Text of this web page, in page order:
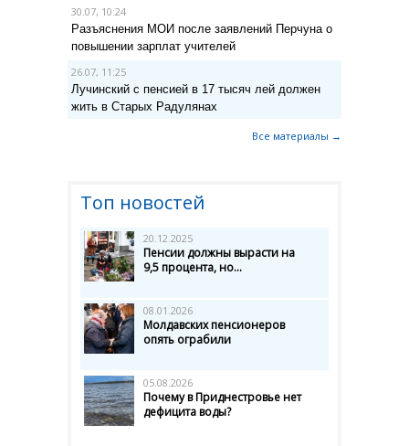
30.07, 10:24
Разъяснения МОИ после заявлений Перчуна о
повышении зарплат учителей
26.07, 11:25
Лучинский с пенсией в 17 тысяч лей должен
жить в Старых Радулянах
Все материалы →
Топ новостей
20.12.2025
Пенсии должны вырасти на
9,5 процента, но...
08.01.2026
Молдавских пенсионеров
опять ограбили
05.08.2026
Почему в Приднестровье нет
дефицита воды?